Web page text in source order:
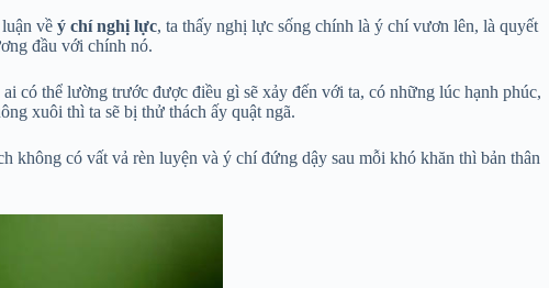
về ý chí nghị lực, ta thấy nghị lực sống chính là ý chí vươn lên, là quyết
đầu với chính nó.
có thể lường trước được điều gì sẽ xảy đến với ta, có những lúc hạnh phúc,
xuôi thì ta sẽ bị thử thách ấy quật ngã.
không có vất vả rèn luyện và ý chí đứng dậy sau mỗi khó khăn thì bản thân